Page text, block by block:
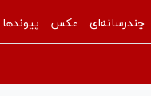
چندرسانه‌ای عکس پیوندها